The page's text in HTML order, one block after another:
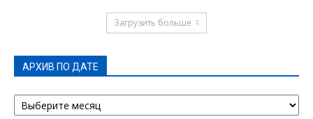
Загрузить больше
АРХИВ ПО ДАТЕ
АРХИВ
ПО